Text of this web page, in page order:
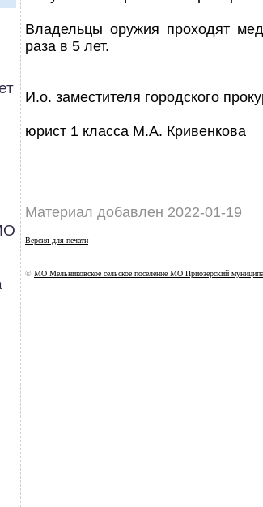
Владельцы оружия проходят
раза в 5 лет.
И.о. заместителя городского
юрист 1 класса М.А. Кривенкова
Материал добавлен 2022-01-19
Версия для печати
© МО Мельниковское сельское поселение МО Приозерский